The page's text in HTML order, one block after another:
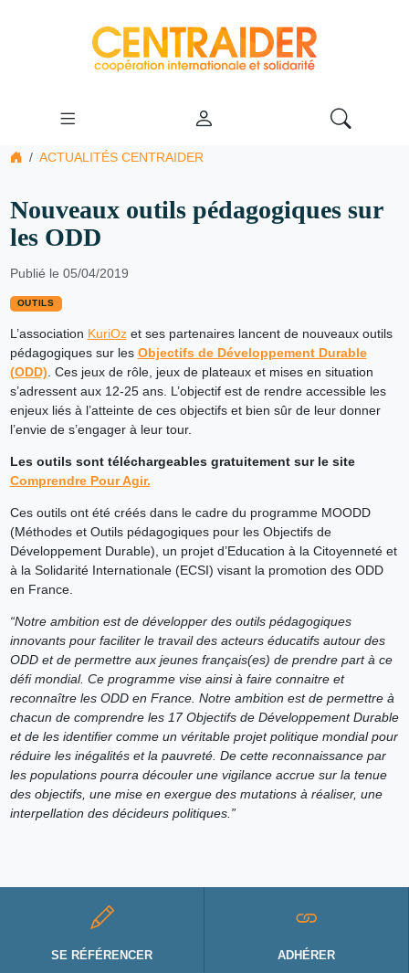
ACTUALITÉS CENTRAIDER
Nouveaux outils pédagogiques sur
les ODD
Publié le 05/04/2019
OUTILS
L’association KuriOzet ses partenaires lancent de nouveaux outils
pédagogiques sur les Objectifs de Développement Durable
(ODD). Ces jeux de rôle, jeux de plateaux et mises en situation
s’adressent aux 12-25 ans. L’objectif est de rendre accessible les
enjeux liés à l’atteinte de ces objectifs et bien sûr de leur donner
l’envie de s’engager à leur tour.
Les outils sont téléchargeables gratuitement sur le site
Comprendre Pour Agir.
Ces outils ont été créés dans le cadre du programme MOODD
(Méthodes et Outils pédagogiques pour les Objectifs de
Développement Durable), un projet d’Education à la Citoyenneté et
à la Solidarité Internationale (ECSI) visant la promotion des ODD
en France.
“Notre ambition est de développer des outils pédagogiques
innovants pour faciliter le travail des acteurs éducatifs autour des
ODD et de permettre aux jeunes français(es) de prendre part à ce
défi mondial. Ce programme vise ainsi à faire connaitre et
reconnaître les ODD en France. Notre ambition est de permettre à
chacun de comprendre les 17 Objectifs de Développement Durable
et de les identifier comme un véritable projet politique mondial pour
réduire les inégalités et la pauvreté. De cette reconnaissance par
les populations pourra découler une vigilance accrue sur la tenue
des objectifs, une mise en exergue des mutations à réaliser, une
interpellation des décideurs politiques.”
SE RÉFÉRENCER ADHÉRER